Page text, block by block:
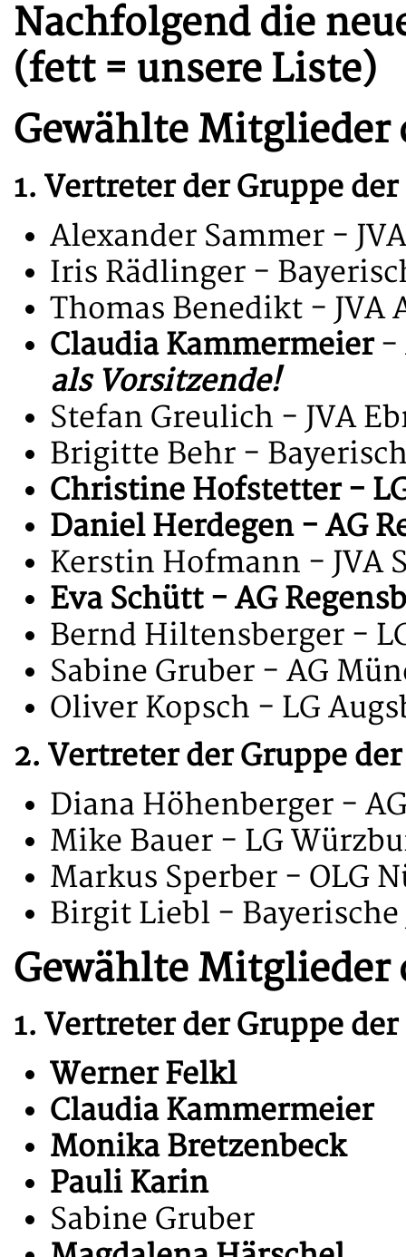
Nachfolgend die
(fett = unsere Liste)
Gewählte Mitglieder
1. Vertreter der Gruppe
Alexander Sammer -
Iris Rädlinger -
Thomas Benedikt - JVA
Claudia Kammermeier -
als Vorsitzende!
Stefan Greulich - JVA
Brigitte Behr -
Christine Hofstetter -
Daniel Herdegen - AG
Kerstin Hofmann - JVA
Eva Schütt - AG
Bernd Hiltensberger -
Sabine Gruber - AG
Oliver Kopsch - LG
2. Vertreter der Gruppe
Diana Höhenberger -
Mike Bauer - LG
Markus Sperber - OLG
Birgit Liebl -
Gewählte Mitglieder
1. Vertreter der Gruppe
Werner Felkl
Claudia Kammermeier
Monika Bretzenbeck
Pauli Karin
Sabine Gruber